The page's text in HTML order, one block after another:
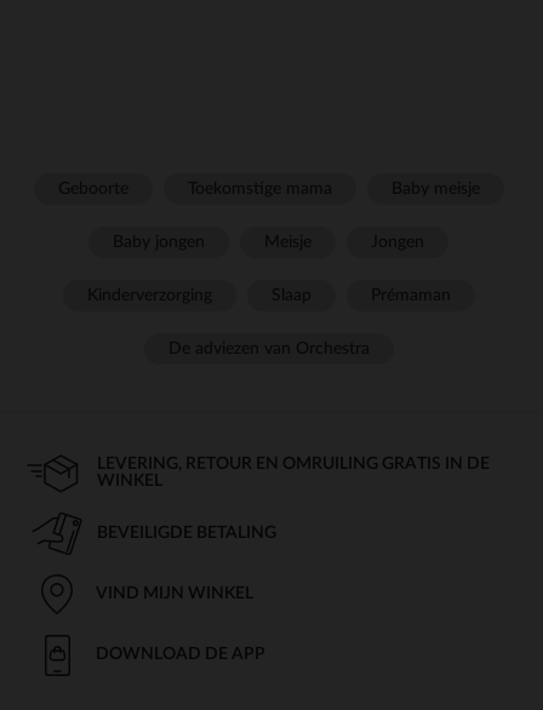
LEVERING, RETOUR EN OMRUILING GRATIS IN DE
WINKEL
BEVEILIGDE BETALING
VIND MIJN WINKEL
DOWNLOAD DE APP